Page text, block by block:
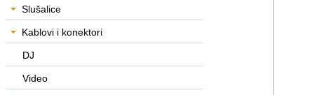
Slušalice
Kablovi i konektori
DJ
Video